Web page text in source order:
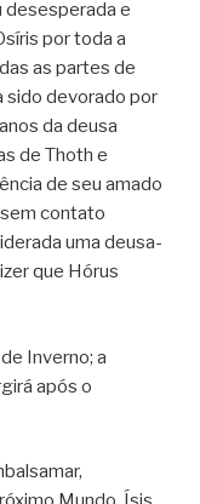
desesperada e
por toda a
as partes de
sido devorado por
da deusa
de Thoth e
de seu amado
contato
uma deusa-
que Hórus
Inverno; a
após o